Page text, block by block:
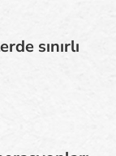
sınırlı